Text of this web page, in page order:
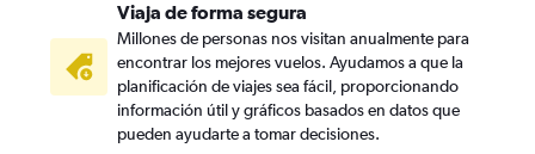
Viaja de forma segura
Millones de personas nos visitan anualmente para
encontrar los mejores vuelos. Ayudamos a que la
planificación de viajes sea fácil, proporcionando
información útil y gráficos basados en datos que
pueden ayudarte a tomar decisiones.